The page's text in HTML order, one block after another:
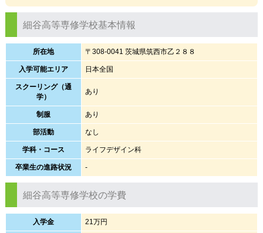
細谷高等専修学校基本情報
所在地 〒308-0041 茨城県筑西市乙２８８
入学可能エリア 日本全国
スクーリング（通
学）
あり
制服 あり
部活動 なし
学科・コース ライフデザイン科
卒業生の進路状況 -
細谷高等専修学校の学費
入学金 21万円